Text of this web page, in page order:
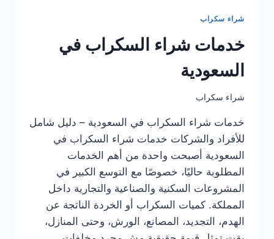
شراء سكراب
خدمات شراء السكراب في
السعودية
شراء سكراب
خدمات شراء السكراب في السعودية – دليل شامل
للأفراد والشركات خدمات شراء السكراب في
السعودية أصبحت واحدة من أهم الخدمات
المطلوبة حاليًا، خصوصًا مع التوسع الكبير في
المشروعات السكنية والصناعية والتجارية داخل
المملكة. كميات السكراب أو الخردة الناتجة عن
الهدم، التجديد، المصانع، الورش، وحتى المنازل،